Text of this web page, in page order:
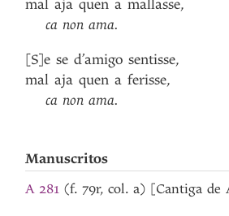
mal aja quen a mallasse,
ca non ama.
[S]e se d’amigo sentisse,
mal aja quen a ferisse,
ca non ama.
Manuscritos
A 281 (f. 79r, col. a) [Cantiga de